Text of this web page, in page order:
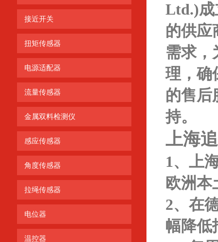
接近开关
扭矩传感器
电源适配器
流量传感器
金属双料检测仪
感应传感器
角度传感器
拉绳传感器
电位器
温控器
Ltd.)成
的供应
需求，
理，确
的售后
持。
上海
1、上
欧洲本
2、在
幅降低